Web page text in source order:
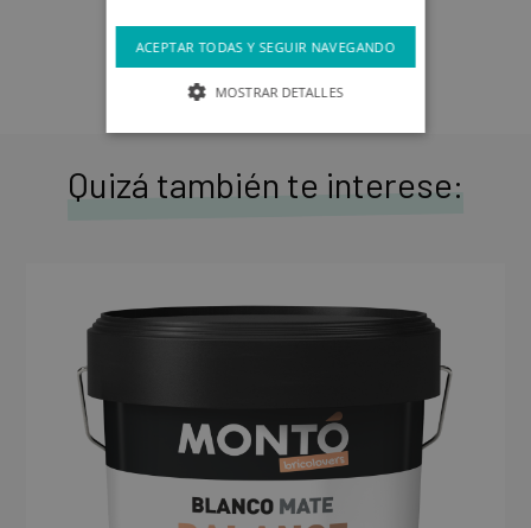
Quizá también te interese:
ACEPTAR TODAS Y SEGUIR NAVEGANDO
MOSTRAR DETALLES